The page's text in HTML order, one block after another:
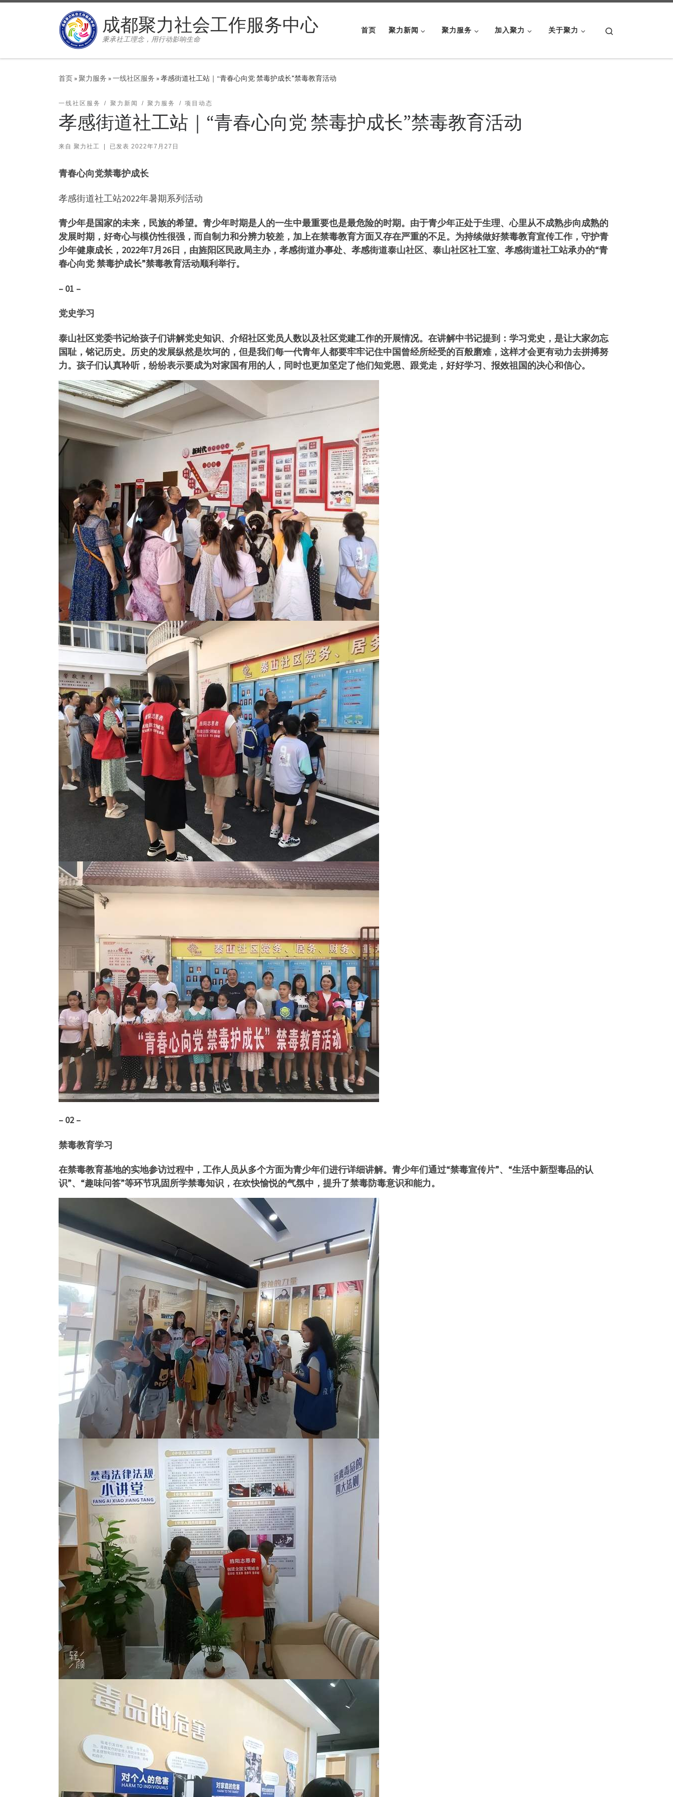
成都聚力社会工作服务中心
秉承社工理念，用行动影响生命
首页 聚力新闻 聚力服务 加入聚力 关于聚力
首页»聚力服务 »一线社区服务 »孝感街道社工站｜“青春心向党 禁毒护成长”禁毒教育活动
一线社区服务 聚力新闻 聚力服务 项目动态
孝感街道社工站｜“青春心向党 禁毒护成长”禁毒教育活动
来自 聚力社工 已发表 2022年7月27日
青春心向党禁毒护成长
孝感街道社工站2022年暑期系列活动
青少年是国家的未来，民族的希望。青少年时期是人的一生中最重要也是最危险的时期。由于青少年正处于生理、心里从不成熟步向成熟的
发展时期，好奇心与模仿性很强，而自制力和分辨力较差，加上在禁毒教育方面又存在严重的不足。为持续做好禁毒教育宣传工作，守护青
少年健康成长，2022年7月26日，由旌阳区民政局主办，孝感街道办事处、孝感街道泰山社区、泰山社区社工室、孝感街道社工站承办的“青
春心向党 禁毒护成长”禁毒教育活动顺利举行。
– 01 –
党史学习
泰山社区党委书记给孩子们讲解党史知识、介绍社区党员人数以及社区党建工作的开展情况。在讲解中书记提到：学习党史，是让大家勿忘
国耻，铭记历史。历史的发展纵然是坎坷的，但是我们每一代青年人都要牢牢记住中国曾经所经受的百般磨难，这样才会更有动力去拼搏努
力。孩子们认真聆听，纷纷表示要成为对家国有用的人，同时也更加坚定了他们知党恩、跟党走，好好学习、报效祖国的决心和信心。
– 02 –
禁毒教育学习
在禁毒教育基地的实地参访过程中，工作人员从多个方面为青少年们进行详细讲解。青少年们通过“禁毒宣传片”、“生活中新型毒品的认
识”、“趣味问答”等环节巩固所学禁毒知识，在欢快愉悦的气氛中，提升了禁毒防毒意识和能力。